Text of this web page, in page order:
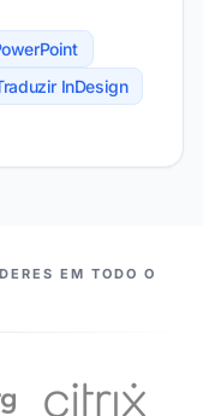
InDesign
EM TODO O